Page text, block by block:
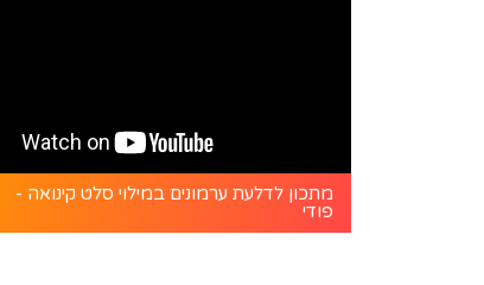
מתכון לדלעת ערמונים במילוי סלט קינואה -
פודי